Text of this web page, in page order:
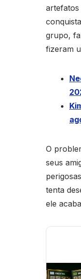
artefatos
grupo,
fizeram
O
seus
tenta
ele